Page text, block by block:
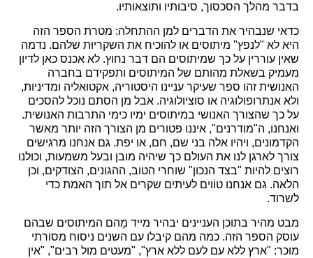
בדבר מהלך הסכסוך, סיבותיו ותוצאותיו.
כדאי שנבהיר את הדברים למן ההתחלה: מטרת הספר הזה
היא לא "לנפץ" מיתוסים או להוכיח את השקריוּת שלהם. נדמה
שאין עוררין על כך שמיתוסים הם דבר נחוץ. לא אכנס כאן לדיון
מעמיק בשאלת מהותם של המיתוסים ותפקידם בחברה
האנושית זהו ספר שעיקר עניינו היסטוריה, אקטואליה ומדיניות,
ולא אנתרופולוגיה או סוציולוגיה. אבל מן הסתם נוכל להסכים
על כך שהצורך האנושי במיתוסים ימיו כימי התרבות האנושית.
ואנחנו, ה"מודרנים", איננו פטורים מן הצורך הזה יותר מאשר
הקדמונים, ויהיו אלה בני שם, חם, או יפת. גם אנחנו מרגישים
צורך לארגן לנו את העולם כך שיהיה מובן ובעל משמעות, וכולנו
רוצים להיות "בצד הנכון" שוחרי הטוב, ההגונים, הצודקים, וכן
הלאה. גם אנחנו טוֹוים לעיתים שקרים אל תוך האמת כדי
לשרוד.
מבט מהיר בתוכן העניינים יבהיר מייד מָהם המיתוסים שבהם
עוסק הספר הזה. כמה מהם קיבלו עם השנים ניסוח מסורתי
מוכר: "ארץ ללא עם לעם ללא ארץ", "מעטים מול רבים", "אין